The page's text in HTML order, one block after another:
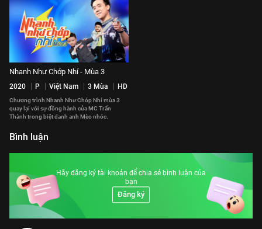
Nhanh Như Chớp Nhí - Mùa 3
2020 P Việt Nam 3 Mùa HD
Chương trình Nhanh Như Chớp Nhí mùa 3
quay lại với sự đồng hành của MC Trấn
Thành trong biệt danh anh Mèo nhóc.
Bình luận
Hãy đăng ký tài khoản để chia sẻ bình luận của
bạn
Đăng ký